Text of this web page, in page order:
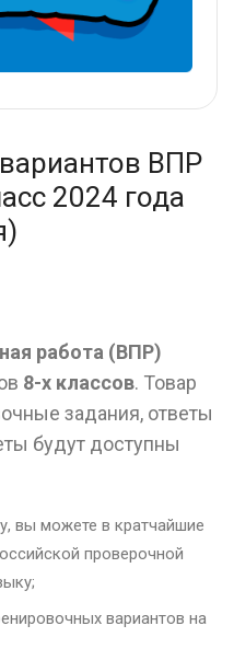
ВПР
2024 года
работа (ВПР)
8-х классов. Товар
задания, ответы
будут доступны
вы можете в кратчайшие
проверочной
вариантов на